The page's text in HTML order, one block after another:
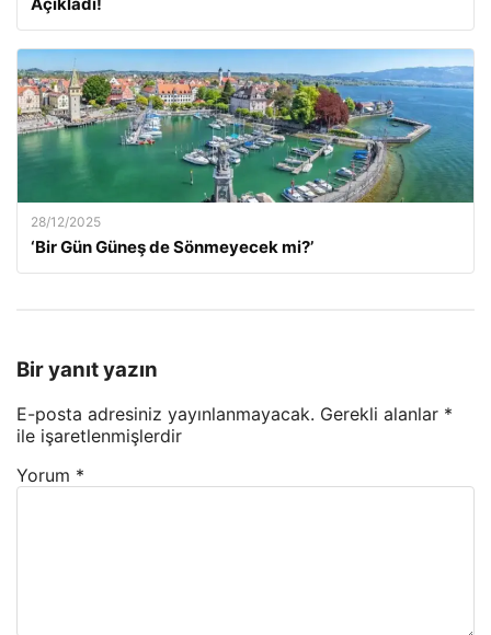
28/12/2025
‘Bir Gün Güneş de Sönmeyecek mi?’
Bir yanıt yazın
E-posta adresiniz yayınlanmayacak. Gerekli alanlar *
ile işaretlenmişlerdir
Yorum *